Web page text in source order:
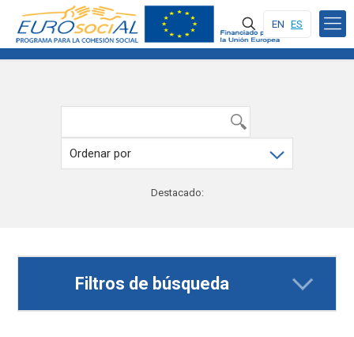
EN ES
Destacado:
Filtros de búsqueda